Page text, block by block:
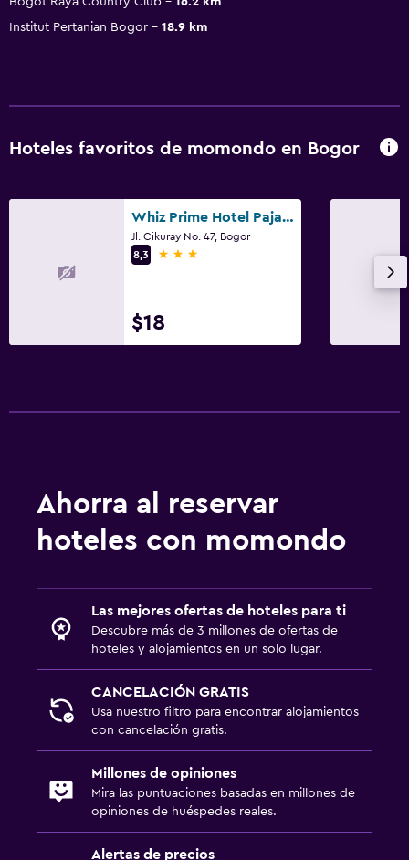
Institut Pertanian Bogor
18.9 km
Hoteles favoritos de momondo en Bogor
Whiz Prime Hotel Pajajaran Bogor
Jl. Cikuray No. 47, Bogor
8,3
3 estrellas
$18
Ahorra al reservar
hoteles con momondo
Las mejores ofertas de hoteles para ti
Descubre más de 3 millones de ofertas de
hoteles y alojamientos en un solo lugar.
CANCELACIÓN GRATIS
Usa nuestro filtro para encontrar alojamientos
con cancelación gratis.
Millones de opiniones
Mira las puntuaciones basadas en millones de
opiniones de huéspedes reales.
Alertas de precios